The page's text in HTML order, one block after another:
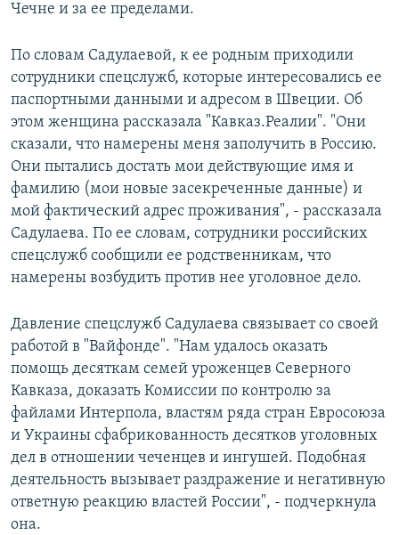
Чечне и за ее пределами.
По словам Садулаевой, к ее родным приходили
сотрудники спецслужб, которые интересовались ее
паспортными данными и адресом в Швеции. Об
этом женщина рассказала "Кавказ.Реалии". "Они
сказали, что намерены меня заполучить в Россию.
Они пытались достать мои действующие имя и
фамилию (мои новые засекреченные данные) и
мой фактический адрес проживания", - рассказала
Садулаева. По ее словам, сотрудники российских
спецслужб сообщили ее родственникам, что
намерены возбудить против нее уголовное дело.
Давление спецслужб Садулаева связывает со своей
работой в "Вайфонде". "Нам удалось оказать
помощь десяткам семей уроженцев Северного
Кавказа, доказать Комиссии по контролю за
файлами Интерпола, властям ряда стран Евросоюза
и Украины сфабрикованность десятков уголовных
дел в отношении чеченцев и ингушей. Подобная
деятельность вызывает раздражение и негативную
ответную реакцию властей России", - подчеркнула
она.